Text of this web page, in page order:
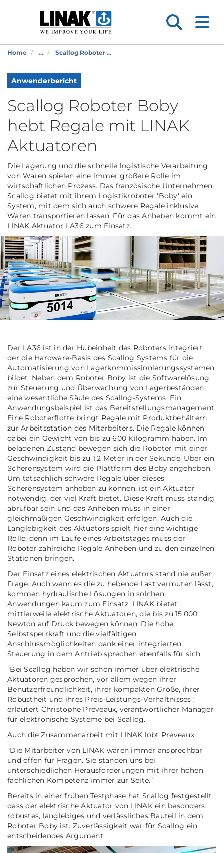
Home ... Scallog Roboter ...
Anwenderbericht
Scallog Roboter Boby
hebt Regale mit LINAK
Aktuatoren
Die Lagerung und die schnelle logistische Verarbeitung
von Waren spielen eine immer größere Rolle im
wirtschaftlichen Prozess. Das französische Unternehmen
Scallog bietet mit ihrem Logistikroboter 'Boby' ein
System, mit dem sich auch schwere Regale inklusive
Waren transportieren lassen. Für das Anheben kommt ein
LINAK Aktuator LA36 zum Einsatz.
Der LA36 ist in der Hubeinheit des Roboters integriert,
der die Hardware-Basis des Scallog Systems für die
Automatisierung von Lagerkommissionierungssystemen
bildet. Neben dem Roboter Boby ist die Softwarelösung
zur Steuerung und Überwachung von Lagerbeständen
eine wesentliche Säule des Scallog-Systems. Ein
Anwendungsbeispiel ist das Bereitstellungsmanagement:
Eine Roboterflotte bringt Regale mit Produktbehältern
zur Arbeitsstation des Mitarbeiters. Die Regale können
dabei ein Gewicht von bis zu 600 Kilogramm haben. Im
beladenen Zustand bewegen sich die Roboter mit einer
Geschwindigkeit bis zu 1,2 Meter in der Sekunde. Über ein
Scherensystem wird die Plattform des Boby angehoben.
Um tatsächlich schwere Regale über dieses
Scherensystem anheben zu können, ist ein Aktuator
notwendig, der viel Kraft bietet. Diese Kraft muss ständig
abrufbar sein und das Anheben muss in einer
gleichmäßigen Geschwindigkeit erfolgen. Auch die
Langlebigkeit des Aktuators spielt hier eine wichtige
Rolle, denn im Laufe eines Arbeitstages muss der
Roboter zahlreiche Regale Anheben und zu den einzelnen
Stationen bringen.
Der Einsatz eines elektrischen Aktuators stand nie außer
Frage. Auch wenn es die zu hebende Last vermuten lässt,
kommen hydraulische Lösungen in solchen
Anwendungen kaum zum Einsatz. LINAK bietet
mittlerweile elektrische Aktuatoren, die bis zu 15.000
Newton auf Druck bewegen können. Die hohe
Selbstsperrkraft und die vielfältigen
Anschlussmöglichkeiten dank einer integrierten
Steuerung in dem Antrieb sprechen ebenfalls für sich.
"Bei Scallog haben wir schon immer über elektrische
Aktuatoren gesprochen, vor allem wegen ihrer
Benutzerfreundlichkeit, ihrer kompakten Größe, ihrer
Robustheit und ihres Preis-Leistungs-Verhältnisses",
erläutert Christophe Preveaux, verantwortlicher Manager
für elektronische Systeme bei Scallog.
Auch die Zusammenarbeit mit LINAK lobt Preveaux:
"Die Mitarbeiter von LINAK waren immer ansprechbar
und offen für Fragen. Sie standen uns bei
unterschiedlichen Herausforderungen mit ihrer hohen
fachlichen Kompetenz immer zur Seite.“
Bereits in einer frühen Testphase hat Scallog festgestellt,
dass der elektrische Aktuator von LINAK ein besonders
robustes, langlebiges und verlässliches Bauteil in dem
Roboter Boby ist. Zuverlässigkeit war für Scallog ein
entscheidendes Argument.